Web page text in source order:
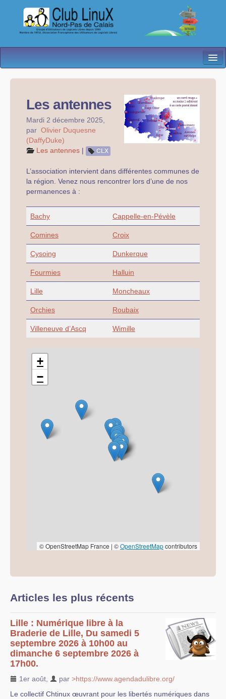
Contact
Les antennes
Espace membres
Les antennes
Mardi 2 décembre 2025
par Olivier Duquesne
(DaffyDuke)
Les antennes | CLX
L’association intervient dans différentes communes de
la région. Venez nous rencontrer lors d’une de nos
permanences à :
Bachy Cappelle-en-Pévèle
Comines Croix
Cysoing Dunkerque
Fourmies Halluin
Lille Moncheaux
Orchies Roubaix
Villeneuve d’Ascq Wimille
+
−
© OpenStreetMap France | ©OpenStreetMapcontributors
Articles les plus récents
Lille : Numérique libre à la
Braderie de Lille, Du samedi 5
septembre 2026 à 10h00 au
dimanche 6 septembre 2026 à
17h00.
1er août par >https://www.agendadulibre.org/
Le collectif Chtinux œuvrant pour les libertés numériques dans